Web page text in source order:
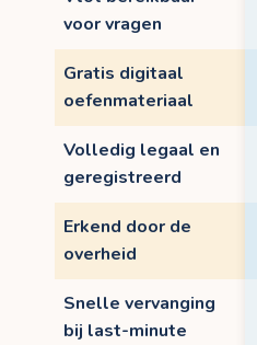
voor vragen
Gratis digitaal
oefenmateriaal
Volledig legaal en
geregistreerd
Erkend door de
overheid
Snelle vervanging
bij last-minute